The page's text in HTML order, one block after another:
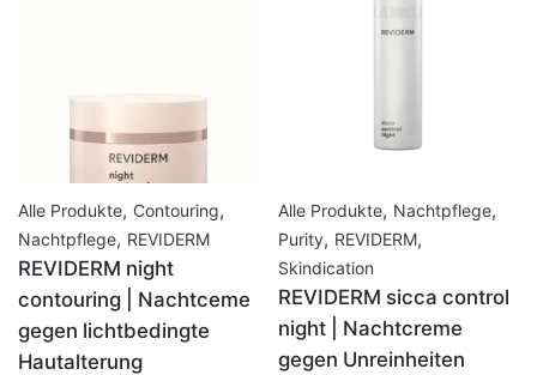
Alle Produkte, Contouring,
Nachtpflege, REVIDERM
REVIDERM night
contouring | Nachtceme
gegen lichtbedingte
Hautalterung
Alle Produkte, Nachtpflege,
Purity, REVIDERM,
Skindication
REVIDERM sicca control
night | Nachtcreme
gegen Unreinheiten